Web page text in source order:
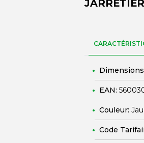
EAN:
Couleur:
Code